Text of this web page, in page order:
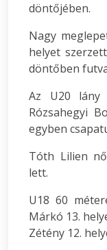
döntőjében.
Nagy
helyet
döntőben
Az U20 lány
Rózsahegyi
egyben
Tóth Lilien
lett.
U18 60
Márkó 13.
Zétény 12.